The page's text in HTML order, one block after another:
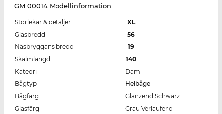
GM 00014 Modellinformation
Storlekar & detaljer
XL
Glasbredd
56
Näsbryggans bredd
19
Skalmlängd
140
Kateori
Dam
Bågtyp
Helbåge
Bågfärg
Glänzend Schwarz
Glasfärg
Grau Verlaufend